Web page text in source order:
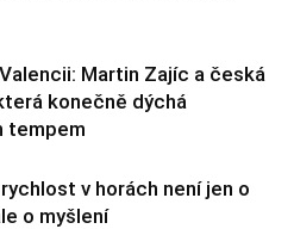
Martin Zajíc a česká
konečně dýchá
tempem
v horách není jen o
o myšlení